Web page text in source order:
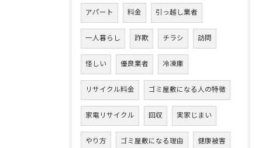
アパート 料金 引っ越し業者
一人暮らし 詐欺 チラシ 訪問
怪しい 優良業者 冷凍庫
リサイクル料金 ゴミ屋敷になる人の特徴
家電リサイクル 回収 実家じまい
やり方 ゴミ屋敷になる理由 健康被害